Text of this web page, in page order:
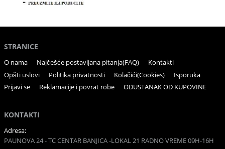
STRANICE
O nama Najčešće postavljana pitanja(FAQ)
Kontakti
Opšti uslovi
Politika privatnosti Kolačići(Cookies)
Isporuka
Prijavi se
Reklamacije i povrat robe ODUSTANAK OD KUPOVINE
KONTAKTI
Adresa:
PAUNOVA 24 - TC CENTAR BANJICA -LOKAL 21 RADNO VREME 09H-16H